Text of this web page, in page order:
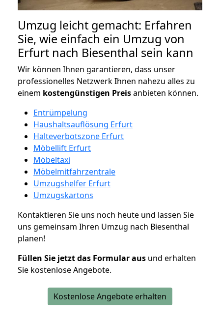
Umzug leicht gemacht: Erfahren
Sie, wie einfach ein Umzug von
Erfurt nach Biesenthal sein kann
Wir können Ihnen garantieren, dass unser
professionelles Netzwerk Ihnen nahezu alles zu
einem kostengünstigen Preisanbieten können.
Entrümpelung
Haushaltsauflösung Erfurt
Halteverbotszone Erfurt
Möbellift Erfurt
Möbeltaxi
Möbelmitfahrzentrale
Umzugshelfer Erfurt
Umzugskartons
Kontaktieren Sie uns noch heute und lassen Sie
uns gemeinsam Ihren Umzug nach Biesenthal
planen!
Füllen Sie jetzt das Formular aus und erhalten
Sie kostenlose Angebote.
Kostenlose Angebote erhalten